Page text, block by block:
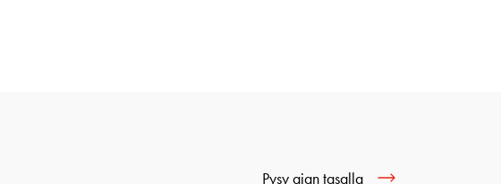
Pysy ajan tasalla